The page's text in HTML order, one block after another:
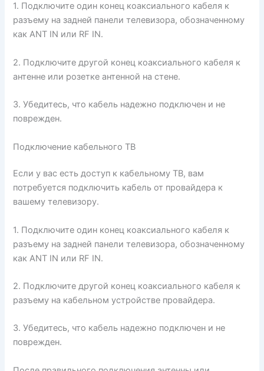
1. Подключите один конец коаксиального кабеля к
разъему на задней панели телевизора, обозначенному
как ANT IN или RF IN.
2. Подключите другой конец коаксиального кабеля к
антенне или розетке антенной на стене.
3. Убедитесь, что кабель надежно подключен и не
поврежден.
Подключение кабельного ТВ
Если у вас есть доступ к кабельному ТВ, вам
потребуется подключить кабель от провайдера к
вашему телевизору.
1. Подключите один конец коаксиального кабеля к
разъему на задней панели телевизора, обозначенному
как ANT IN или RF IN.
2. Подключите другой конец коаксиального кабеля к
разъему на кабельном устройстве провайдера.
3. Убедитесь, что кабель надежно подключен и не
поврежден.